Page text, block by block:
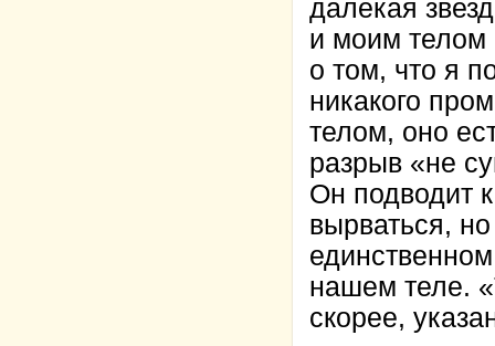
далекая
и моим телом
о том, что я
никакого
телом, оно
разрыв «не
Он подводит
вырваться,
нашем теле.
скорее,